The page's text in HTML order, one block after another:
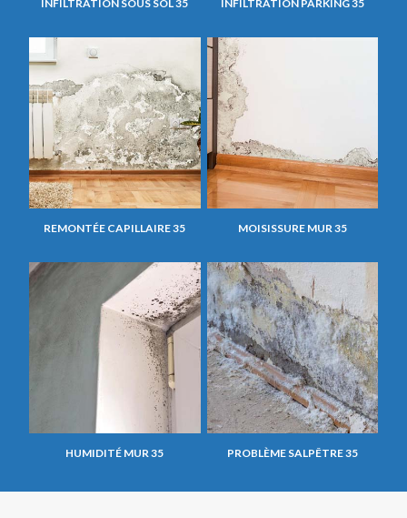
INFILTRATION SOUS SOL 35 INFILTRATION PARKING 35
REMONTÉE CAPILLAIRE 35 MOISISSURE MUR 35
HUMIDITÉ MUR 35 PROBLÈME SALPÊTRE 35